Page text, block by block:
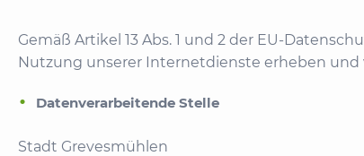
Gemäß Artikel 13 Abs. 1 und 2 der EU-
Nutzung unserer Internetdienste erheben und
Datenverarbeitende Stelle
Stadt Grevesmühlen